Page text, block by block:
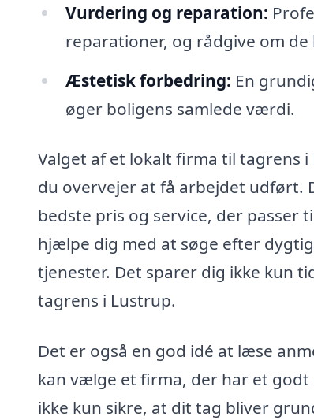
Vurdering og reparation:
reparationer, og rådgive om de
Æstetisk forbedring: En
øger boligens samlede værdi.
Valget af et lokalt firma til tagrens
du overvejer at få arbejdet udført.
bedste pris og service, der passer
hjælpe dig med at søge efter
tjenester. Det sparer dig ikke kun
tagrens i Lustrup.
Det er også en god idé at læse
kan vælge et firma, der har et godt
ikke kun sikre, at dit tag bliver